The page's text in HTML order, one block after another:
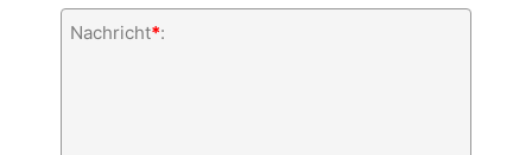
Nachricht*: